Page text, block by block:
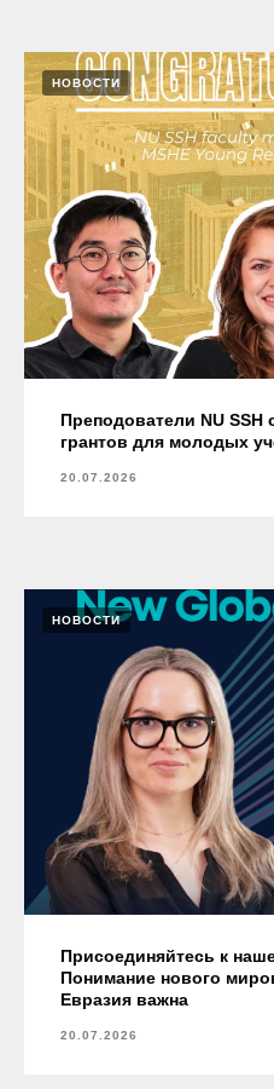
НОВОСТИ
Преподователи NU SSH
грантов для молодых
20.07.2026
НОВОСТИ
Присоединяйтесь к
Понимание нового
Евразия важна
20.07.2026